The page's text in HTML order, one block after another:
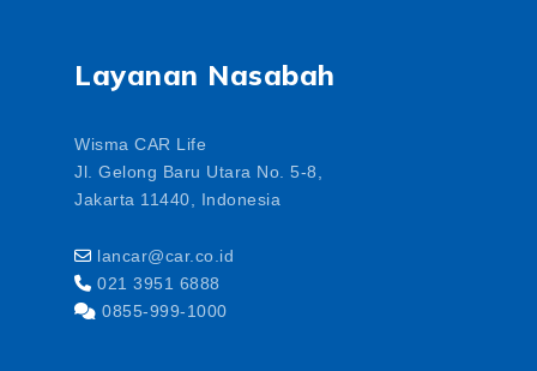
Layanan Nasabah
Wisma CAR Life
Jl. Gelong Baru Utara No. 5-8,
Jakarta 11440, Indonesia
lancar@car.co.id
021 3951 6888
0855-999-1000